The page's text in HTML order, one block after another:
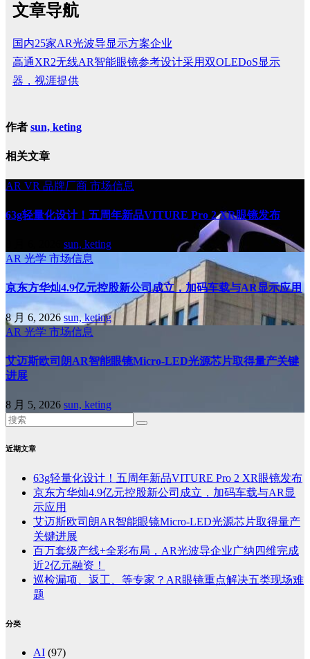
文章导航
国内25家AR光波导显示方案企业
高通XR2无线AR智能眼镜参考设计采用双OLEDoS显示
器，视涯提供
作者 sun, keting
相关文章
AR VR 品牌厂商 市场信息
63g轻量化设计！五周年新品VITURE Pro 2 XR眼镜发布
sun, keting
AR 光学 市场信息
京东方华灿4.9亿元控股新公司成立，加码车载与AR显示应用
8 月 6, 2026 sun, keting
AR 光学 市场信息
艾迈斯欧司朗AR智能眼镜Micro-LED光源芯片取得量产关键
进展
8 月 5, 2026 sun, keting
近期文章
63g轻量化设计！五周年新品VITURE Pro 2 XR眼镜发布
京东方华灿4.9亿元控股新公司成立，加码车载与AR显
示应用
艾迈斯欧司朗AR智能眼镜Micro-LED光源芯片取得量产
关键进展
百万套级产线+全彩布局，AR光波导企业广纳四维完成
近2亿元融资！
巡检漏项、返工、等专家？AR眼镜重点解决五类现场难
题
分类
AI (97)